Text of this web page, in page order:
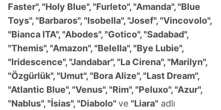
Faster", "Holy Blue", "Furleto", "Amanda", "Blue
Toys", "Barbaros", "Isobella", "Josef", "Vincovolo",
"Bianca ITA", "Abodes", "Gotico", "Sadabad",
"Themis", "Amazon", "Belella", "Bye Lubie",
"Iridescence", "Jandabar", "La Cirena", "Marilyn",
"Özgürlük", "Umut", "Bora Alize", "Last Dream",
"Atlantic Blue", "Venus", "Rim", "Peluxo", "Azur",
"Nablus", "İsias", "Diabolo"ve "Liara" adlı